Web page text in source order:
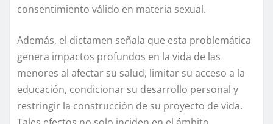
consentimiento válido en materia sexual.
Además, el dictamen señala que esta problemática
genera impactos profundos en la vida de las
menores al afectar su salud, limitar su acceso a la
educación, condicionar su desarrollo personal y
restringir la construcción de su proyecto de vida.